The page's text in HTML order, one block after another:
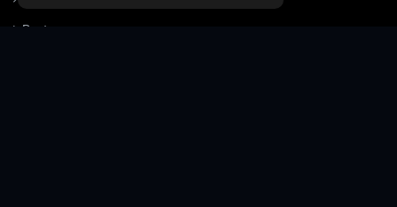
Poster une annonce